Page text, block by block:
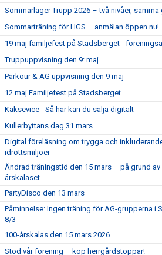
Sommarläger Trupp 2026 – två nivåer, samma
Sommarträning för HGS – anmälan öppen nu!
19 maj familjefest på Stadsberget -
Truppuppvisning den 9: maj
Parkour & AG uppvisning den 9 maj
12 maj Familjefest på Stadsberget
Kaksevice - Så här kan du sälja digitalt
Kullerbyttans dag 31 mars
Digital föreläsning om trygga och
idrottsmiljöer
Ändrad träningstid den 15 mars – på grund av
årskalaset
PartyDisco den 13 mars
Påminnelse: Ingen träning för AG-grupperna i
8/3
100-årskalas den 15 mars 2026
Stöd vår förening – köp herrgårdstoppar!